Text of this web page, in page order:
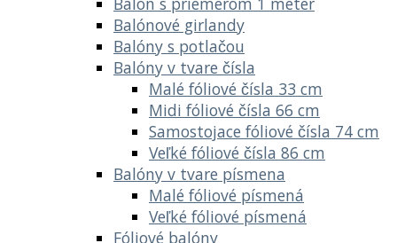
Balónové girlandy
Balóny s potlačou
Balóny v tvare čísla
Malé fóliové čísla 33 cm
Midi fóliové čísla 66 cm
Samostojace fóliové čísla 74 cm
Veľké fóliové čísla 86 cm
Balóny v tvare písmena
Malé fóliové písmená
Veľké fóliové písmená
Fóliové balóny